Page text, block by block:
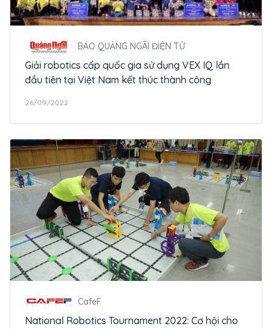
BÁO QUẢNG NGÃI ĐIỆN TỬ
Giải robotics cấp quốc gia sử dụng VEX IQ lần
đầu tiên tại Việt Nam kết thúc thành công
26/09/2022
CafeF
National Robotics Tournament 2022: Cơ hội cho